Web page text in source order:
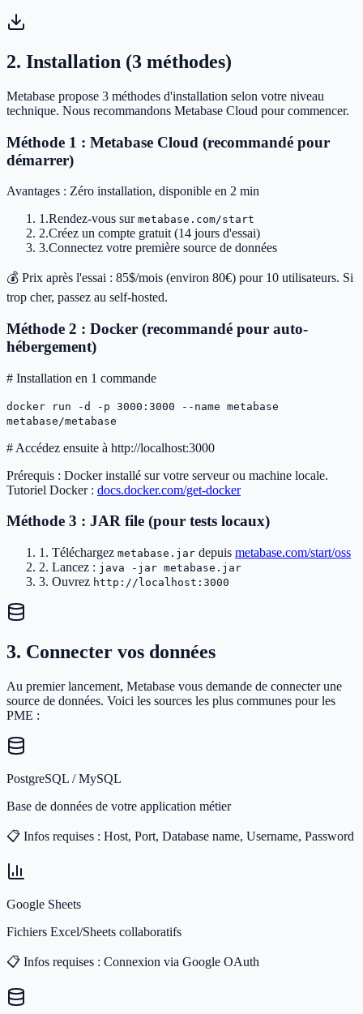
2. Installation (3 méthodes)
Metabase propose 3 méthodes d'installation selon votre niveau
technique. Nous recommandons Metabase Cloud pour commencer.
Méthode 1 : Metabase Cloud (recommandé pour
démarrer)
Avantages : Zéro installation, disponible en 2 min
1.Rendez-vous sur metabase.com/start
2.Créez un compte gratuit (14 jours d'essai)
3.Connectez votre première source de données
💰 Prix après l'essai : 85$/mois (environ 80€) pour 10 utilisateurs. Si
trop cher, passez au self-hosted.
Méthode 2 : Docker (recommandé pour auto-
hébergement)
# Installation en 1 commande
docker run -d -p 3000:3000 --name metabase
metabase/metabase
# Accédez ensuite à http://localhost:3000
Prérequis : Docker installé sur votre serveur ou machine locale.
Tutoriel Docker : docs.docker.com/get-docker
Méthode 3 : JAR file (pour tests locaux)
1. Téléchargez metabase.jar depuis metabase.com/start/oss
2. Lancez : java -jar metabase.jar
3. Ouvrez http://localhost:3000
3. Connecter vos données
Au premier lancement, Metabase vous demande de connecter une
source de données. Voici les sources les plus communes pour les
PME :
PostgreSQL / MySQL
Base de données de votre application métier
📋 Infos requises : Host, Port, Database name, Username, Password
Google Sheets
Fichiers Excel/Sheets collaboratifs
📋 Infos requises : Connexion via Google OAuth